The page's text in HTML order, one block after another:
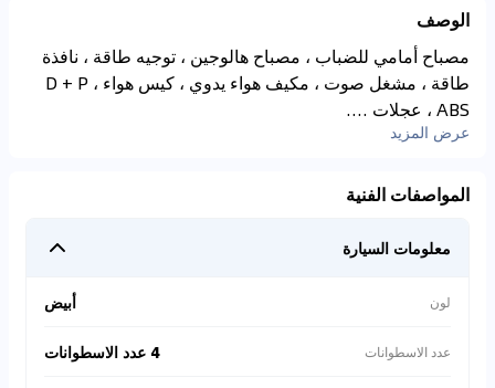
الوصف
مصباح أمامي للضباب ، مصباح هالوجين ، توجيه طاقة ، نافذة
طاقة ، مشغل صوت ، مكيف هواء يدوي ، كيس هواء D + P ،
ABS ، عجلات ....
عرض المزيد
المواصفات الفنية
معلومات السيارة
لون أبيض
عدد الاسطوانات 4 عدد الاسطوانات